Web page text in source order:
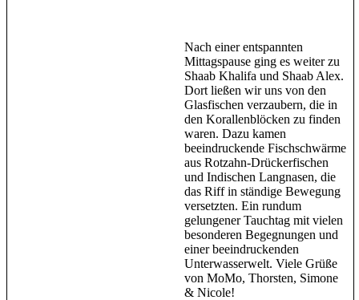
Nach einer entspannten
Mittagspause ging es weiter zu
Shaab Khalifa und Shaab Alex.
Dort ließen wir uns von den
Glasfischen verzaubern, die in
den Korallenblöcken zu finden
waren. Dazu kamen
beeindruckende Fischschwärme
aus Rotzahn-Drückerfischen
und Indischen Langnasen, die
das Riff in ständige Bewegung
versetzten. Ein rundum
gelungener Tauchtag mit vielen
besonderen Begegnungen und
einer beeindruckenden
Unterwasserwelt. Viele Grüße
von MoMo, Thorsten, Simone
& Nicole!